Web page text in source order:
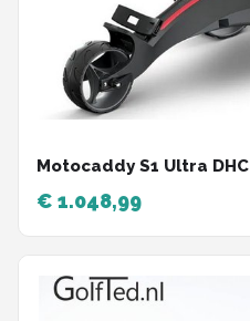
Motocaddy S1 Ultra DHC
€ 1.048,99